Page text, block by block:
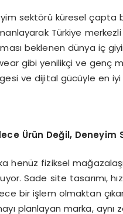
sektörü küresel çapta
Türkiye
beklenen dünya iç
gibi yenilikçi ve genç
ve dijital gücüyle en
Ürün Değil, Deneyim
henüz fiziksel
Sade site tasarımı,
bir işlem olmaktan
planlayan marka,